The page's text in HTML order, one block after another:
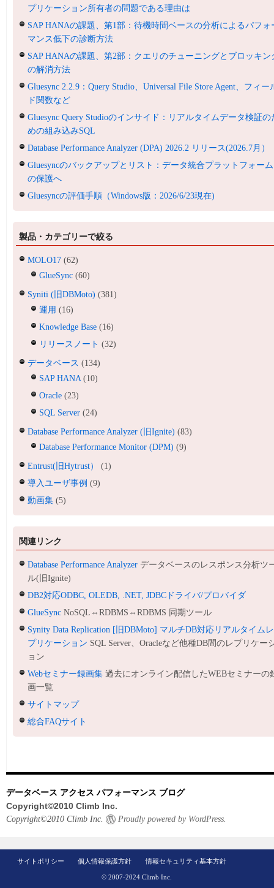
プリケーション所有者の問題である理由は
SAP HANAの課題、第1部：待機時間ベースの分析によるパフォ
マンス低下の診断方法
SAP HANAの課題、第2部：クエリのチューニングとブロッキン
の解消方法
Gluesync 2.2.9：Query Studio、Universal File Store Agent、フィー
ド関数など
Gluesync Query Studioのインサイド：リアルタイムデータ検証の
めの組み込みSQL
Database Performance Analyzer (DPA) 2026.2 リリース(2026.7月）
Gluesyncのバックアップとリスト：データ統合プラットフォーム
の保護へ
Gluesyncの評価手順（Windows版：2026/6/23現在)
製品・カテゴリーで絞る
MOLO17 (62)
GlueSync (60)
Syniti (旧DBMoto) (381)
運用 (16)
Knowledge Base (16)
リリースノート (32)
データベース (134)
SAP HANA (10)
Oracle (23)
SQL Server (24)
Database Performance Analyzer (旧Ignite) (83)
Database Performance Monitor (DPM) (9)
Entrust(旧Hytrust）
(1)
導入ユーザ事例 (9)
動画集 (5)
関連リンク
Database Performance Analyzer データベースのレスポンス分析ツ
ル(旧Ignite)
DB2対応ODBC, OLEDB, .NET, JDBCドライバ/プロバイダ
GlueSync NoSQL⇔RDBMS⇔RDBMS 同期ツール
Synity Data Replication [旧DBMoto] マルチDB対応リアルタイムレ
プリケーション SQL Server、Oracleなど他種DB間のレプリケー
ョン
Webセミナー録画集 過去にオンライン配信したWEBセミナーの
画一覧
サイトマップ
総合FAQサイト
データベース アクセス パフォーマンス ブログ
Copyright©2010 Climb Inc.
Copyright©2010 Climb Inc. Proudly powered by WordPress.
サイトポリシー 個人情報保護方針 情報セキュリティ基本方針
© 2007-2024 Climb Inc.